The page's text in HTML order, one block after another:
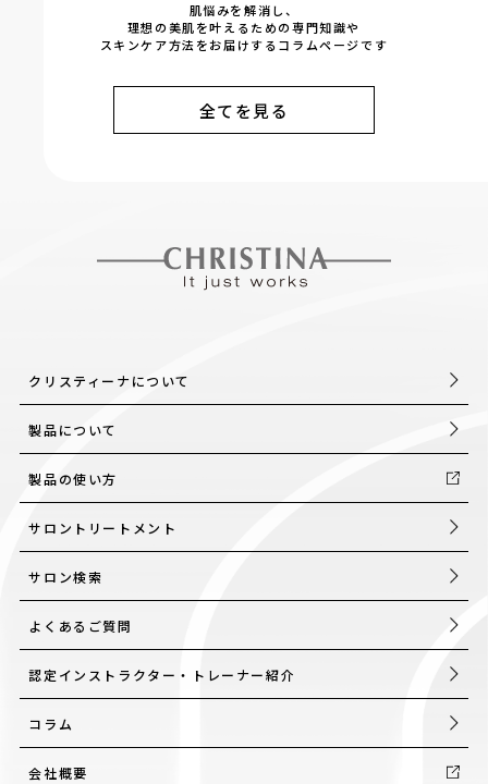
肌悩みを解消し、
理想の美肌を叶えるための専門知識や
スキンケア方法をお届けするコラムページです
全てを見る
クリスティーナについて
製品について
製品の使い方
サロントリートメント
サロン検索
よくあるご質問
認定インストラクター・トレーナー紹介
コラム
会社概要